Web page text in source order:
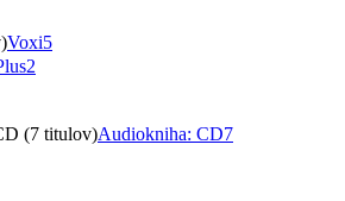
Voxi5
2
(7 titulov)Audiokniha: CD7